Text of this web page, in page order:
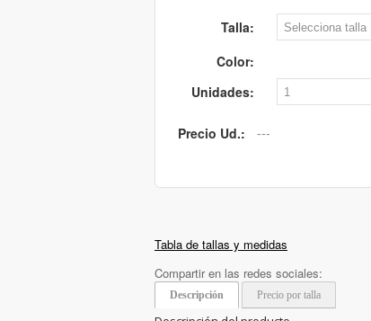
Talla:
Color:
Unidades:
Precio Ud.:
Tabla de tallas y medidas
Compartir en las redes sociales:
Descripción Precio por talla